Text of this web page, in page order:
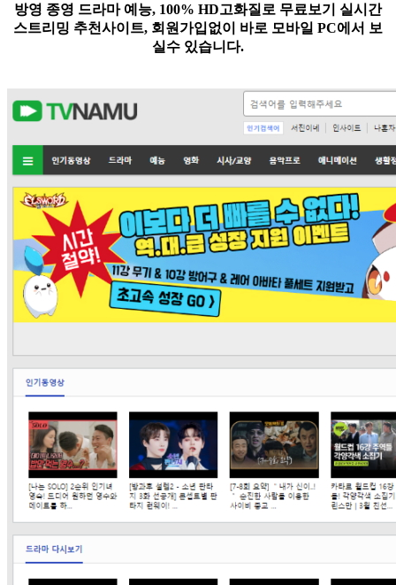
방영 종영 드라마 예능, 100% HD고화질로 무료보기 실시간
스트리밍 추천사이트, 회원가입없이 바로 모바일 PC에서 보
실수 있습니다.